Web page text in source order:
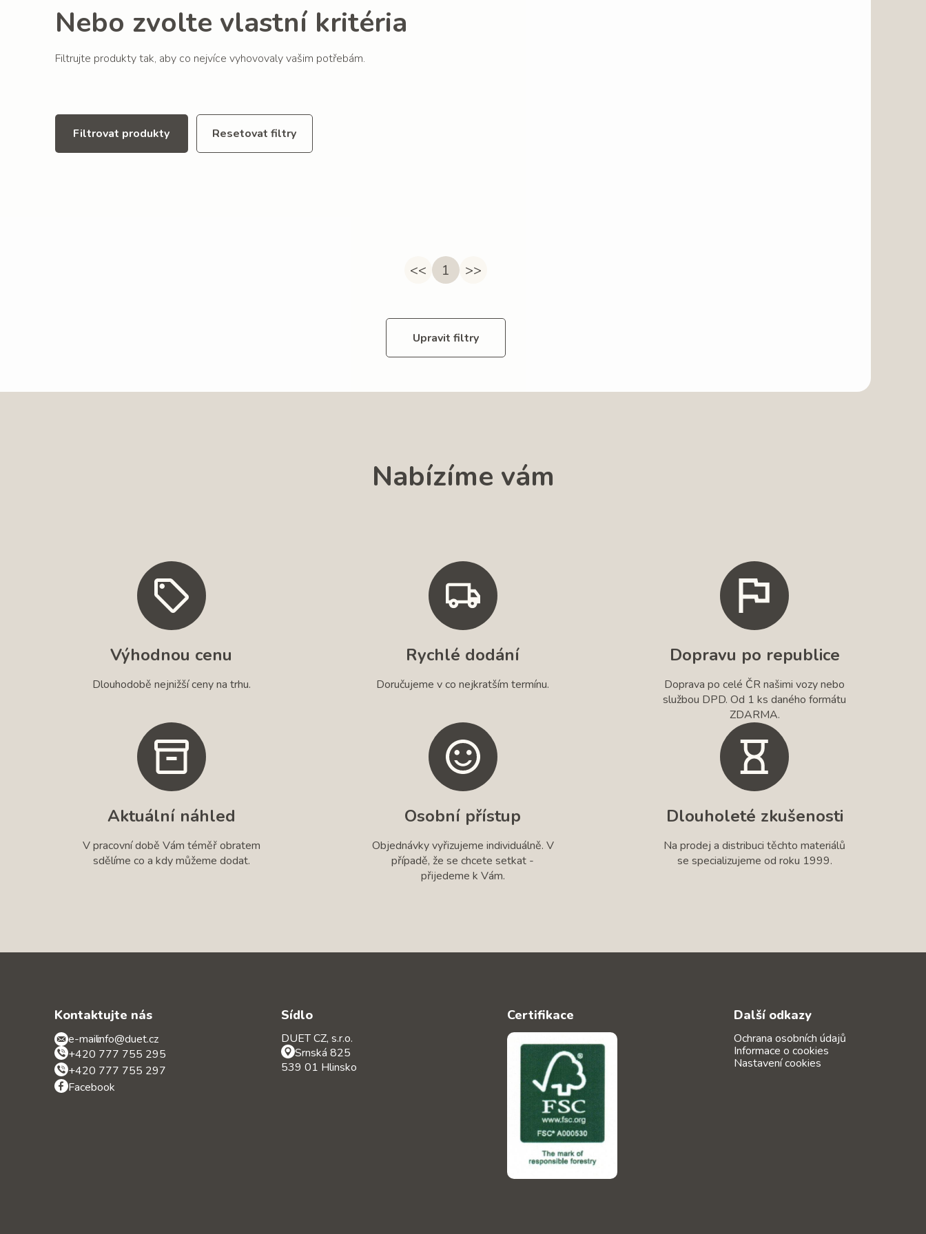
Nebo zvolte vlastní kritéria
Filtrujte produkty tak, aby co nejvíce vyhovovaly vašim potřebám.
Filtrovat produkty Resetovat filtry
<< 1 >>
Upravit filtry
Nabízíme vám
Výhodnou cenu
Dlouhodobě nejnižší ceny na trhu.
Rychlé dodání
Doručujeme v co nejkratším termínu.
Dopravu po republice
Doprava po celé ČR našimi vozy nebo
službou DPD. Od 1 ks daného formátu
ZDARMA.
Aktuální náhled
V pracovní době Vám téměř obratem
sdělíme co a kdy můžeme dodat.
Osobní přístup
Objednávky vyřizujeme individuálně. V
případě, že se chcete setkat -
přijedeme k Vám.
Dlouholeté zkušenosti
Na prodej a distribuci těchto materiálů
se specializujeme od roku 1999.
Kontaktujte nás
e-mail:info@duet.cz
+420 777 755 295
+420 777 755 297
Facebook
Sídlo
DUET CZ, s.r.o.
Srnská 825
539 01 Hlinsko
Certifikace Další odkazy
Ochrana osobních údajů
Informace o cookies
Nastavení cookies